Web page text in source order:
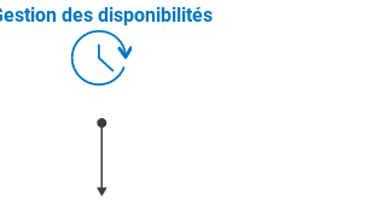
des disponibilités